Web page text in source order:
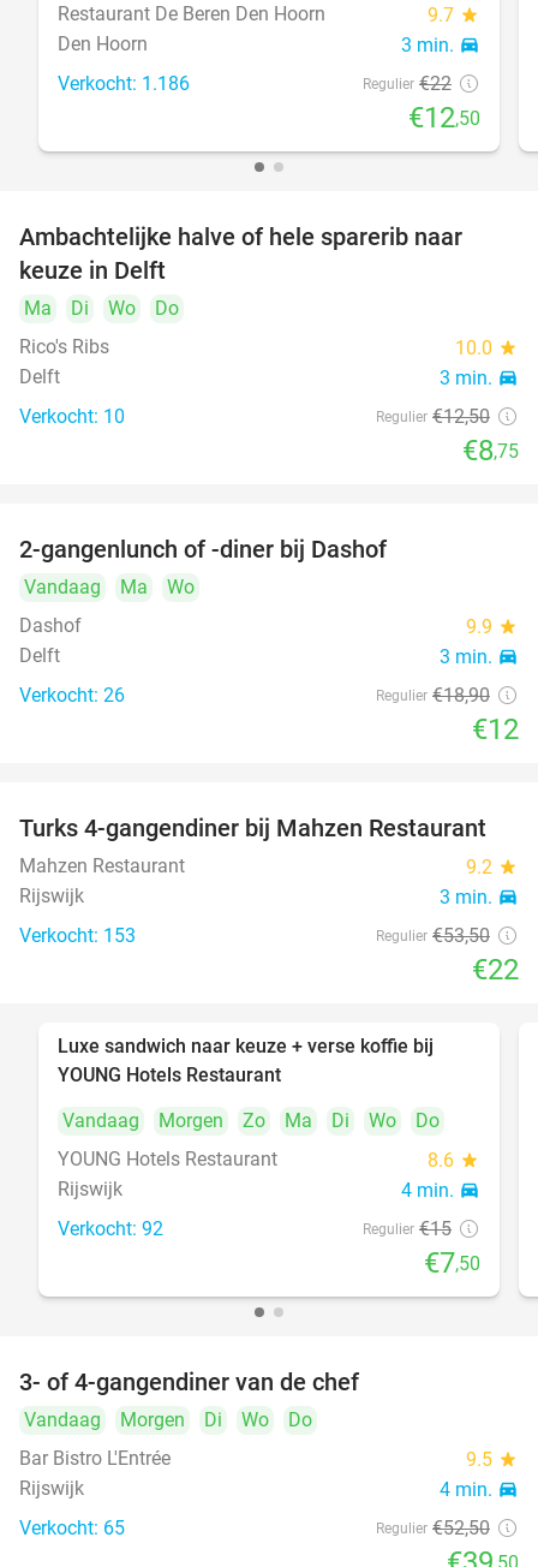
Restaurant De Beren Den Hoorn
9.7 star
Den Hoorn 3 min. directions_car
Verkocht: 1.186 Regulier €22
€12,50
Ambachtelijke halve of hele sparerib naar
keuze in Delft
Ma Di Wo
Do
Rico's Ribs
10.0 star
Delft 3 min. directions_car
Verkocht: 10 Regulier €12,50
€8,75
2-gangenlunch of -diner bij Dashof
Vandaag Ma
Wo
Dashof
9.9 star
Delft 3 min. directions_car
Verkocht: 26 Regulier €18,90
€12
59%
Turks 4-gangendiner bij Mahzen Restaurant
Mahzen Restaurant 9.2 star
Rijswijk 3 min. directions_car
Verkocht: 153 Regulier €53,50
€22
Luxe sandwich naar keuze + verse koffie bij
YOUNG Hotels Restaurant
Vandaag
Morgen Zo Ma Di Wo
Do
YOUNG Hotels Restaurant
8.6 star
Rijswijk 4 min. directions_car
Verkocht: 92 Regulier €15
€7,50
3- of 4-gangendiner van de chef
Vandaag Morgen Di Wo
Do
Bar Bistro L'Entrée
9.5 star
Rijswijk 4 min. directions_car
Verkocht: 65 Regulier €52,50